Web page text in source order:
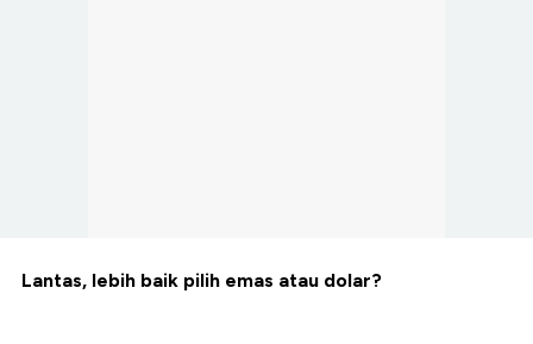
Lantas, lebih baik pilih emas atau dolar?